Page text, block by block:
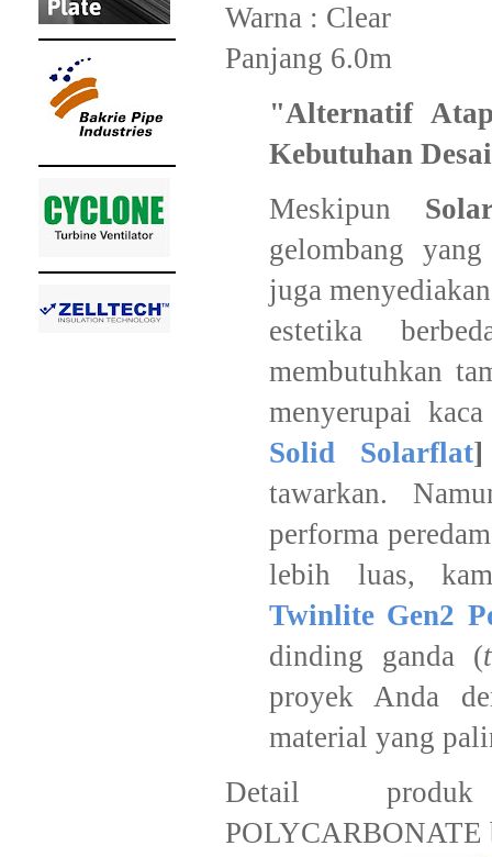
Warna : Clear
Panjang 6.0m
"Alternatif
Kebutuhan
​Meskipun
gelombang
juga
estetika
membutuhkan
menyerupai
Solid Solarflat]
tawarkan.
performa
lebih luas,
Twinlite Gen2
dinding ganda (
proyek Anda
material yang
Detail produk